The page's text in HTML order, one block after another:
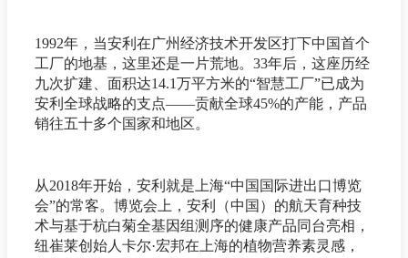
1992年，当安利在广州经济技术开发区打下中国首个
工厂的地基，这里还是一片荒地。33年后，这座历经
九次扩建、面积达14.1万平方米的“智慧工厂”已成为
安利全球战略的支点——贡献全球45%的产能，产品
销往五十多个国家和地区。
从2018年开始，安利就是上海“中国国际进出口博览
会”的常客。博览会上，安利（中国）的航天育种技
术与基于杭白菊全基因组测序的健康产品同台亮相，
纽崔莱创始人卡尔·宏邦在上海的植物营养素灵感，